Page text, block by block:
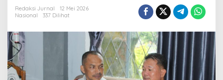
R
u
a
n
Redaksi Jurnal
12 Mei 2026
Nasional
337 Dilihat